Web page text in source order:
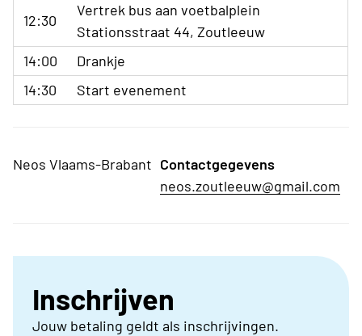
12:30
Vertrek bus aan voetbalplein
Stationsstraat 44, Zoutleeuw
14:00
Drankje
14:30
Start evenement
Neos Vlaams-Brabant Contactgegevens
neos.zoutleeuw@gmail.com
Inschrijven
Jouw betaling geldt als inschrijvingen.